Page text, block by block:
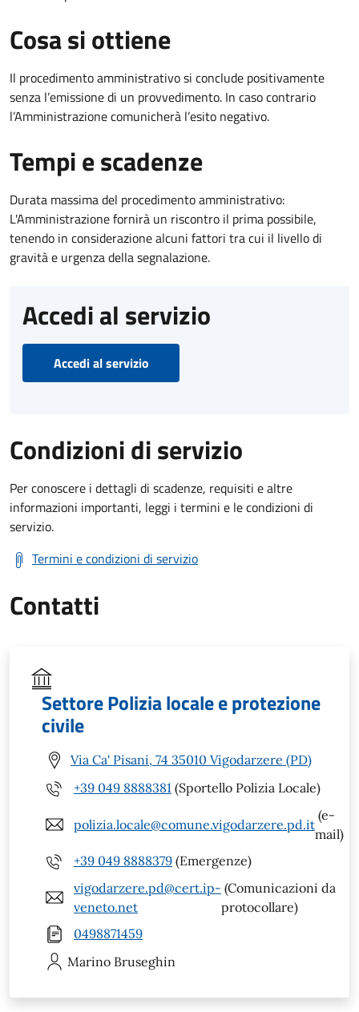
Cosa si ottiene
Il procedimento amministrativo si conclude positivamente
senza l’emissione di un provvedimento. In caso contrario
l’Amministrazione comunicherà l’esito negativo.
Tempi e scadenze
Durata massima del procedimento amministrativo:
L'Amministrazione fornirà un riscontro il prima possibile,
tenendo in considerazione alcuni fattori tra cui il livello di
gravità e urgenza della segnalazione.
Accedi al servizio
Accedi al servizio
Condizioni di servizio
Per conoscere i dettagli di scadenze, requisiti e altre
informazioni importanti, leggi i termini e le condizioni di
servizio.
Termini e condizioni di servizio
Contatti
Settore Polizia locale e protezione
civile
Via Ca' Pisani, 74 35010 Vigodarzere (PD)
+39 049 8888381 (Sportello Polizia Locale)
polizia.locale@comune.vigodarzere.pd.it
(e-
mail)
+39 049 8888379 (Emergenze)
vigodarzere.pd@cert.ip-
veneto.net
(Comunicazioni da
protocollare)
0498871459
Marino Bruseghin